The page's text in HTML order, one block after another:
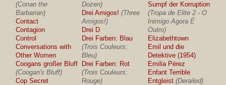
(Conan the
Barbarian)
Contact
Contagion
Control
Conversations with
Other Women
Coogans großer Bluff
(Coogan's Bluff)
Cop Secret
Dozen)
Drei Amigos! (Three
Amigos!)
Drei D
Drei Farben: Blau
(Trois Couleurs:
Bleu)
Drei Farben: Rot
(Trois Couleurs:
Rouge)
Sumpf der Korruption
(Tropa de Elite 2 - O
Inimigo Agora É
Outro)
Elizabethtown
Emil und die
Detektive (1954)
Emilia Pérez
Enfant Terrible
Entgleist (Derailed)